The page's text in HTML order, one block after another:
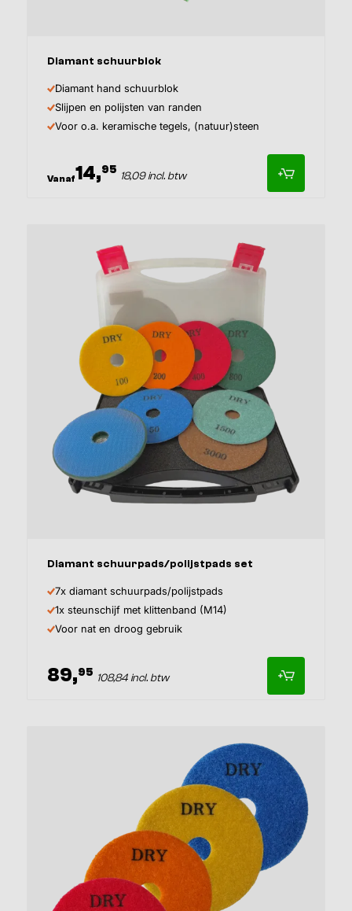
Afmeting
Diamant schuurblok
Diamant hand schuurblok
Slijpen en polijsten van randen
Voor o.a. keramische tegels, (natuur)steen
Vanaf14,95 18,09 incl. btw
Diamant schuurpads/polijstpads set
7x diamant schuurpads/polijstpads
1x steunschijf met klittenband (M14)
Voor nat en droog gebruik
89,95 108,84 incl. btw